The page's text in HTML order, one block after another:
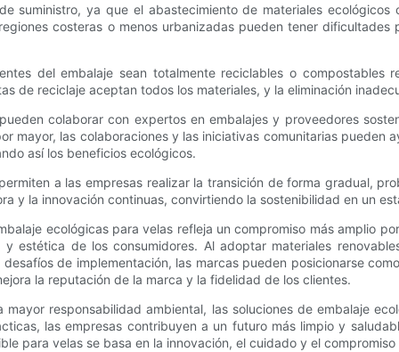
suministro, ya que el abastecimiento de materiales
costeras o menos urbanizadas pueden tener
del embalaje sean totalmente reciclables o
de reciclaje aceptan todos los materiales, y la eliminación
colaborar con expertos en embalajes y proveedores
mayor, las colaboraciones y las iniciativas comunitarias
así los beneficios ecológicos.
a las empresas realizar la transición de forma gradual,
y la innovación continuas, convirtiendo la sostenibilidad en un
ecológicas para velas refleja un compromiso más amplio
estética de los consumidores. Al adoptar materiales
de implementación, las marcas pueden posicionarse
la reputación de la marca y la fidelidad de los clientes.
responsabilidad ambiental, las soluciones de embalaje
las empresas contribuyen a un futuro más limpio y
para velas se basa en la innovación, el cuidado y el